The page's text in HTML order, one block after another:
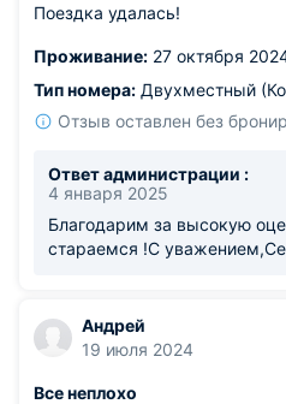
Поездка удалась!
Проживание: 27 октября
Тип номера: Двухместный
Отзыв оставлен без
Ответ администрации :
4 января 2025
Благодарим за высокую
стараемся !С
Андрей
19 июля 2024
Все неплохо